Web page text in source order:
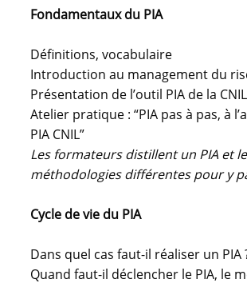
Fondamentaux du PIA
Définitions, vocabulaire
Introduction au management du
Présentation de l’outil PIA de la CNIL
Atelier pratique : “PIA pas à pas, à
PIA CNIL”
Les formateurs distillent un PIA et
méthodologies différentes pour y
Cycle de vie du PIA
Dans quel cas faut-il réaliser un PIA
Quand faut-il déclencher le PIA, le